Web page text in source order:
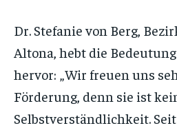
Dr. Stefanie von Berg,
Altona, hebt die
hervor: „Wir freuen uns
Förderung, denn sie ist
Selbstverständlichkeit.